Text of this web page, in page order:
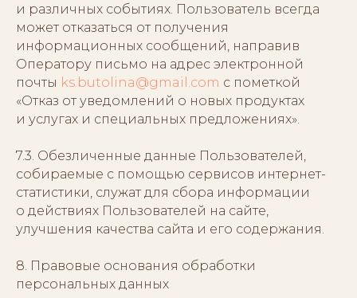
и различных событиях. Пользователь всегда
может отказаться от получения
информационных сообщений, направив
Оператору письмо на адрес электронной
почты ks.butolina@gmail.com с пометкой
«Отказ от уведомлений о новых продуктах
и услугах и специальных предложениях».
7.3. Обезличенные данные Пользователей,
собираемые с помощью сервисов интернет-
статистики, служат для сбора информации
о действиях Пользователей на сайте,
улучшения качества сайта и его содержания.
8. Правовые основания обработки
персональных данных